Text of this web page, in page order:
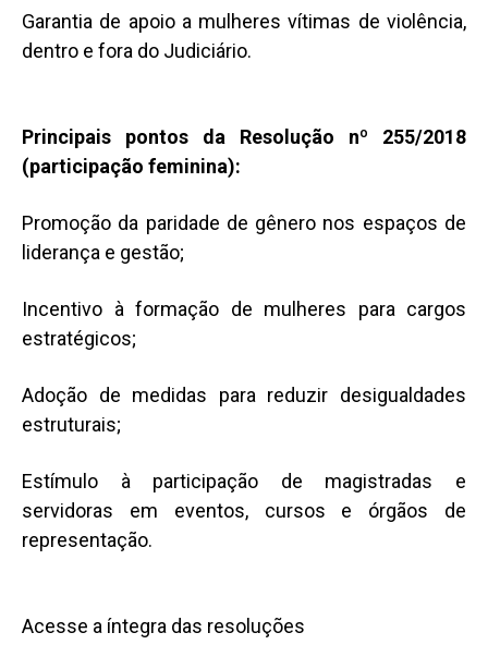
Garantia de apoio a mulheres vítimas de violência,
dentro e fora do Judiciário.
Principais pontos da Resolução nº 255/2018
(participação feminina):
Promoção da paridade de gênero nos espaços de
liderança e gestão;
Incentivo à formação de mulheres para cargos
estratégicos;
Adoção de medidas para reduzir desigualdades
estruturais;
Estímulo à participação de magistradas e
servidoras em eventos, cursos e órgãos de
representação.
Acesse a íntegra das resoluções